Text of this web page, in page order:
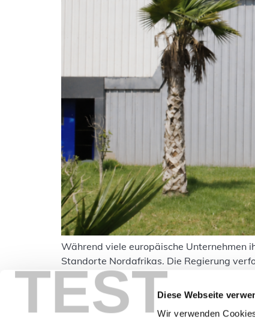
TESTDiese Webseite
Wir verwenden
Während viele europäische Unternehmen
Standorte Nordafrikas. Die Regierung
Investoren langfristig im Land etablieren.
berichtet über die […]